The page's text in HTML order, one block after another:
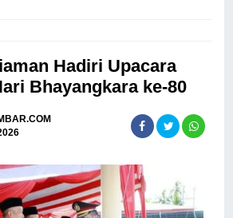
Hadiri Upacara
Bhayangkara ke-80